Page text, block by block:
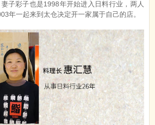
子彩子也是1998年开始进入日料行业，两人
年一起来到太仓决定开一家属于自己的店。